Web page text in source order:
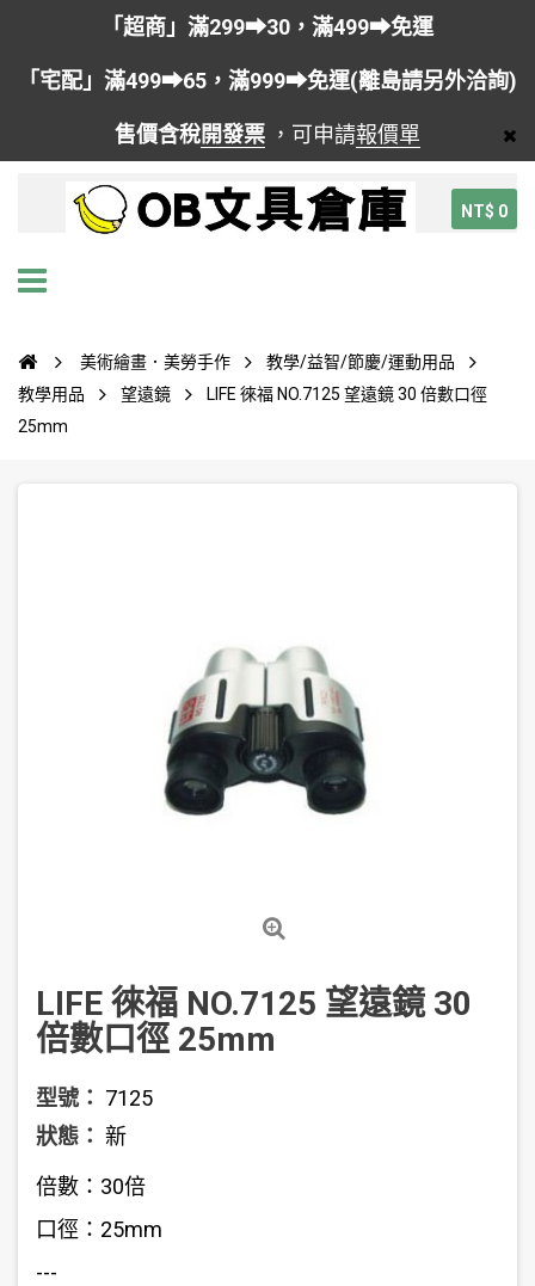
「超商」滿299➡30，滿499➡免運
「宅配」滿499➡65，滿999➡免運(離島請另外洽詢)
售價含稅開發票 ，可申請報價單
NT$ 0
美術繪畫．美勞手作
教學/益智/節慶/運動用品
教學用品
望遠鏡
LIFE 徠福 NO.7125 望遠鏡 30 倍數口徑
25mm
LIFE 徠福 NO.7125 望遠鏡 30
倍數口徑 25mm
型號： 7125
狀態： 新
倍數：30倍
口徑：25mm
---